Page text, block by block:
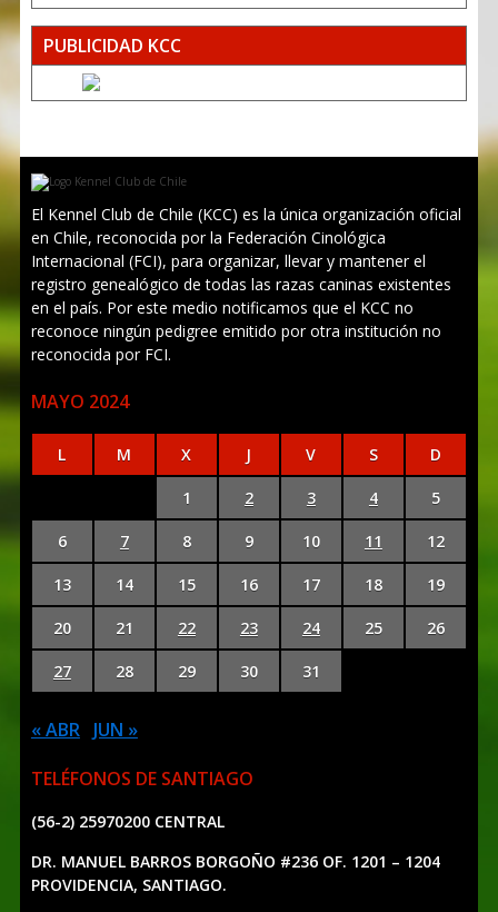
PUBLICIDAD KCC
El Kennel Club de Chile (KCC) es la única organización oficial
en Chile, reconocida por la Federación Cinológica
Internacional (FCI), para organizar, llevar y mantener el
registro genealógico de todas las razas caninas existentes
en el país. Por este medio notificamos que el KCC no
reconoce ningún pedigree emitido por otra institución no
reconocida por FCI.
MAYO 2024
L M X J V S D
1 2 3 4 5
6 7 8 9 10 11 12
13 14 15 16 17 18 19
20 21 22 23 24 25 26
27 28 29 30 31
« ABR JUN »
TELÉFONOS DE SANTIAGO
(56-2) 25970200 CENTRAL
DR. MANUEL BARROS BORGOÑO #236 OF. 1201 – 1204
PROVIDENCIA, SANTIAGO.